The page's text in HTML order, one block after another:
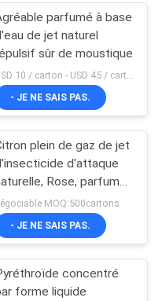
parfumé à base
de jet naturel
sûr de moustique
USD 10 / carton - USD 45 / carton MOQ:1000 cartons
- JE NE SAIS PAS.
plein de gaz de jet
d'attaque
Rose, parfum
vanilleMOQ:500cartons
- JE NE SAIS PAS.
concentré
forme liquide